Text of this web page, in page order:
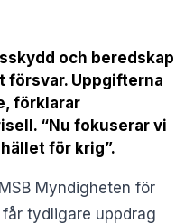
och beredskap
Uppgifterna
förklarar
“Nu fokuserar vi
för krig”.
Myndigheten för
tydligare uppdrag